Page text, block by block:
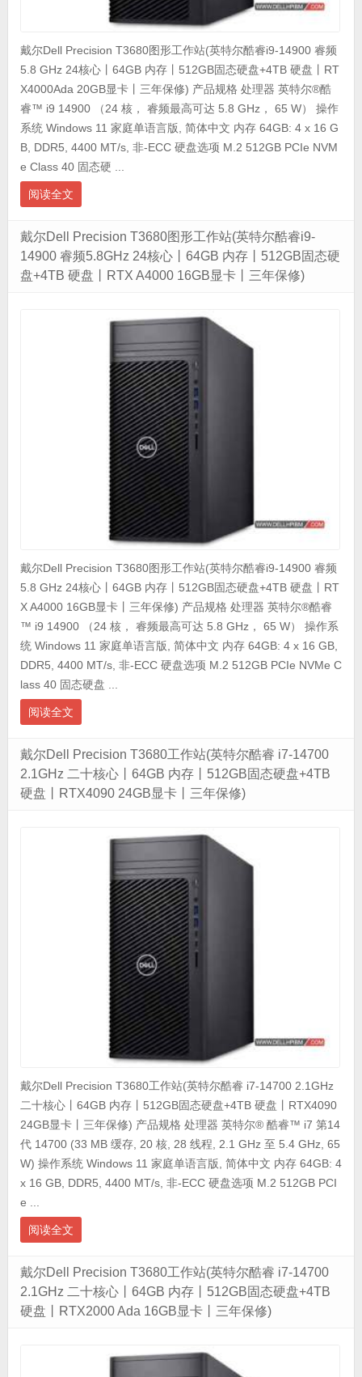
戴尔Dell Precision T3680图形工作站(英特尔酷睿i9-14900 睿频
5.8 GHz 24核心丨64GB 内存丨512GB固态硬盘+4TB 硬盘丨RT
X4000Ada 20GB显卡丨三年保修) 产品规格 处理器 英特尔®酷
睿™ i9 14900 （24 核， 睿频最高可达 5.8 GHz， 65 W） 操作
系统 Windows 11 家庭单语言版, 简体中文 内存 64GB: 4 x 16 G
B, DDR5, 4400 MT/s, 非-ECC 硬盘选项 M.2 512GB PCIe NVM
e Class 40 固态硬 ...
阅读全文
戴尔Dell Precision T3680图形工作站(英特尔酷睿i9-
14900 睿频5.8GHz 24核心丨64GB 内存丨512GB固态硬
盘+4TB 硬盘丨RTX A4000 16GB显卡丨三年保修)
戴尔Dell Precision T3680图形工作站(英特尔酷睿i9-14900 睿频
5.8 GHz 24核心丨64GB 内存丨512GB固态硬盘+4TB 硬盘丨RT
X A4000 16GB显卡丨三年保修) 产品规格 处理器 英特尔®酷睿
™ i9 14900 （24 核， 睿频最高可达 5.8 GHz， 65 W） 操作系
统 Windows 11 家庭单语言版, 简体中文 内存 64GB: 4 x 16 GB,
DDR5, 4400 MT/s, 非-ECC 硬盘选项 M.2 512GB PCIe NVMe C
lass 40 固态硬盘 ...
阅读全文
戴尔Dell Precision T3680工作站(英特尔酷睿 i7-14700
2.1GHz 二十核心丨64GB 内存丨512GB固态硬盘+4TB
硬盘丨RTX4090 24GB显卡丨三年保修)
戴尔Dell Precision T3680工作站(英特尔酷睿 i7-14700 2.1GHz
二十核心丨64GB 内存丨512GB固态硬盘+4TB 硬盘丨RTX4090
24GB显卡丨三年保修) 产品规格 处理器 英特尔® 酷睿™ i7 第14
代 14700 (33 MB 缓存, 20 核, 28 线程, 2.1 GHz 至 5.4 GHz, 65
W) 操作系统 Windows 11 家庭单语言版, 简体中文 内存 64GB: 4
x 16 GB, DDR5, 4400 MT/s, 非-ECC 硬盘选项 M.2 512GB PCI
e ...
阅读全文
戴尔Dell Precision T3680工作站(英特尔酷睿 i7-14700
2.1GHz 二十核心丨64GB 内存丨512GB固态硬盘+4TB
硬盘丨RTX2000 Ada 16GB显卡丨三年保修)